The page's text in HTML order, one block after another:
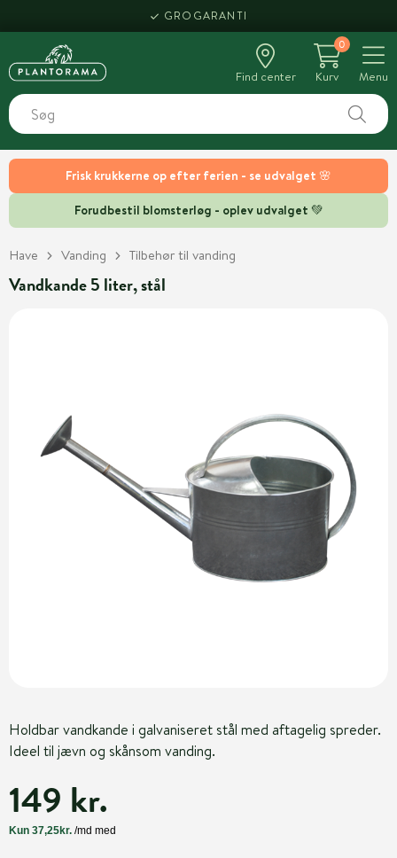
Frisk krukkerne op efter ferien - se udvalget 🌸
Forudbestil blomsterløg - oplev udvalget 💚
GROGARANTI
Find center
0
Kurv
Menu
Have Vanding Tilbehør til vanding
Vandkande 5 liter, stål
Holdbar vandkande i galvaniseret stål med aftagelig spreder.
Ideel til jævn og skånsom vanding.
149 kr.